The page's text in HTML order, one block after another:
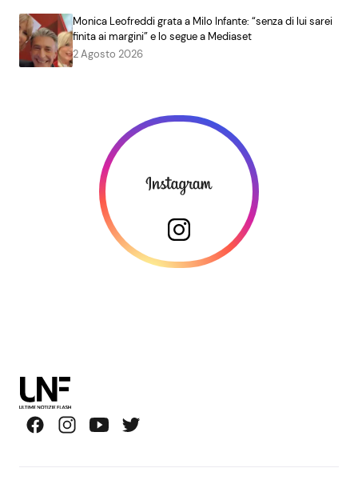
Monica Leofreddi grata a Milo Infante: “senza di lui sarei
finita ai margini” e lo segue a Mediaset
2 Agosto 2026